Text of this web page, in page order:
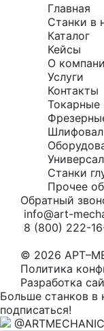
Главная
Станки в
Каталог
Кейсы
О
Услуги
Контакты
Токарные
Станки
Прочее
Обратный
info@art-
8 (800) 222-
© 2026
Политика
Разработка
Больше станков в
подписаться!